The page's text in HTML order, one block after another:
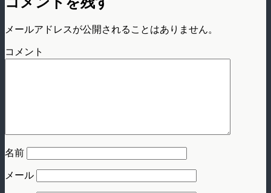
メールアドレスが公開されることはありません。
コメント
名前
メール